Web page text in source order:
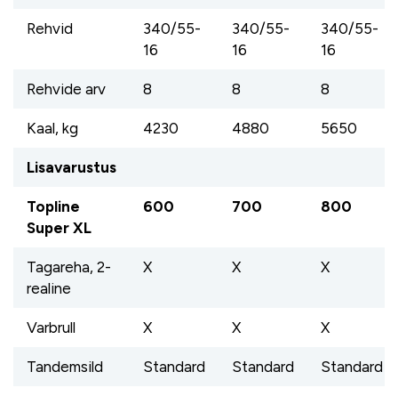
Rehvid
340/55-
16
340/55-
16
340/55-
16
Rehvide arv 8 8 8
Kaal, kg 4230 4880 5650
Lisavarustus
Topline
Super XL
600 700 800
Tagareha, 2-
realine
X X X
Varbrull X X X
Tandemsild Standard Standard Standard